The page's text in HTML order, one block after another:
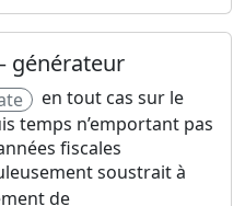
générateur
en tout cas sur le
temps n’emportant pas
fiscales
soustrait à
de